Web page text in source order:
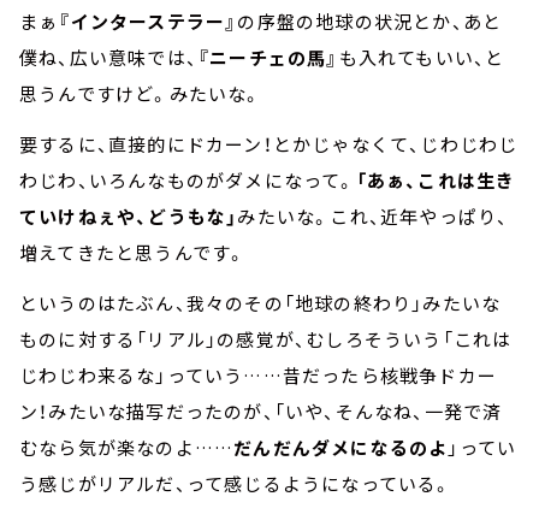
まぁ 『インターステラー』 の序盤の地球の状況とか、あと
僕ね、広い意味では、 『ニーチェの馬』 も入れてもいい、と
思うんですけど。みたいな。
要するに、直接的にドカーン！とかじゃなくて、じわじわじ
わじわ、いろんなものがダメになって。 「あぁ、これは生き
ていけねぇや、どうもな」みたいな。これ、近年やっぱり、
増えてきたと思うんです。
というのはたぶん、我々のその「地球の終わり」みたいな
ものに対する「リアル」の感覚が、むしろそういう「これは
じわじわ来るな」っていう……昔だったら核戦争ドカー
ン！みたいな描写だったのが、「いや、そんなね、一発で済
むなら気が楽なのよ……だんだんダメになるのよ 」ってい
う感じがリアルだ、って感じるようになっている。